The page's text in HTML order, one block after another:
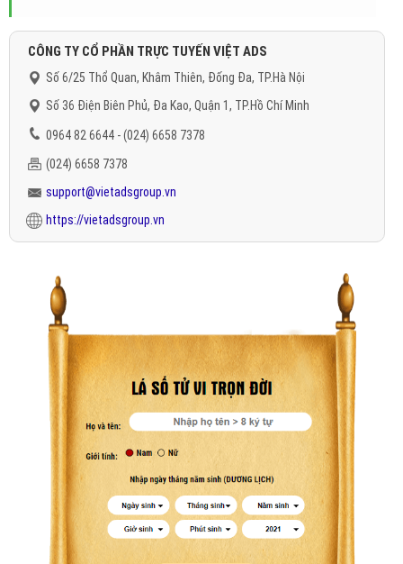
CÔNG TY CỔ PHẦN TRỰC TUYẾN VIỆT ADS
Số 6/25 Thổ Quan, Khâm Thiên, Đống Đa, TP.Hà Nội
Số 36 Điện Biên Phủ, Đa Kao, Quận 1, TP.Hồ Chí Minh
0964 82 6644 - (024) 6658 7378
(024) 6658 7378
support@vietadsgroup.vn
https://vietadsgroup.vn